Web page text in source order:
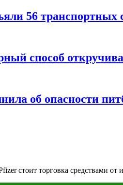
56 транспортных
способ
об опасности
стоит торговка средствами